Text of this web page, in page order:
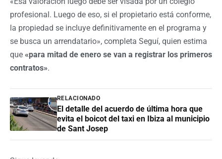
profesional. Luego de eso, si el propietario está conforme,
la propiedad se incluye definitivamente en el programa y
se busca un arrendatario», completa Seguí, quien estima
que «para mitad de enero se van a registrar los primeros
contratos».
RELACIONADO
El detalle del acuerdo de última hora que
evita el boicot del taxi en Ibiza al municipio
de Sant Josep